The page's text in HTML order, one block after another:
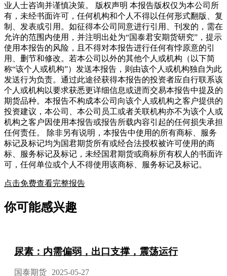
业人士咨询并谨慎决策。 版权声明 本报告版权仅为本公司所
有，未经书面许可，任何机构和个人不得以任何形式翻版、复
制、发表或引用。如征得本公司同意进行引用、刊发的，需在
允许的范围内使用，并注明出处为“国泰君安期货研究”，提示
使用本报告的风险，且不得对本报告进行任何有悖原意的引
用、删节和修改。若本公司以外的其他个人或机构（以下简
称“该个人或机构”）发送本报告，则由该个人或机构独自为此
发送行为负责。通过此途径获得本报告的投资者应自行联系该
个人或机构以要求获悉更详细信息或进而交易本报告中提及的
期货品种。本报告不构成本公司向该个人或机构之客户提供的
投资建议，本公司、本公司员工或者关联机构亦不为该个人或
机构之客户因使用本报告或报告所载内容引起的任何损失承担
任何责任。 除非另有说明，本报告中使用的所有商标、服务
标记及标记均为国君期货所有或经合法授权被许可使用的商
标、服务标记及标记，未经国君期货或商标所有权人的书面许
可，任何单位或个人不得使用该商标、服务标记及标记。
点击免费查看完整报告
你可能感兴趣
尿素：内需偏弱，出口支撑，震荡运行
国泰期货 2025-05-27